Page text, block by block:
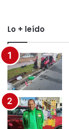
Lo + leído